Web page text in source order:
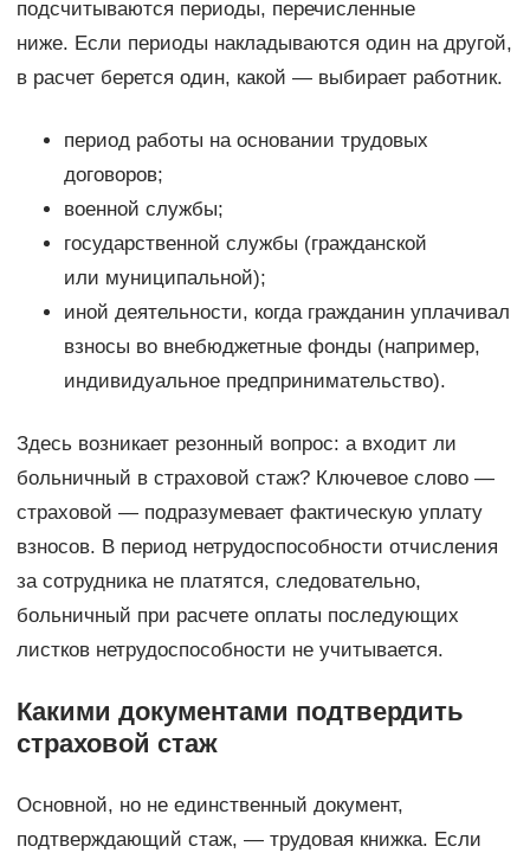
подсчитываются периоды, перечисленные
ниже. Если периоды накладываются один на другой,
в расчет берется один, какой — выбирает работник.
период работы на основании трудовых
договоров;
военной службы;
государственной службы (гражданской
или муниципальной);
иной деятельности, когда гражданин уплачивал
взносы во внебюджетные фонды (например,
индивидуальное предпринимательство).
Здесь возникает резонный вопрос: а входит ли
больничный в страховой стаж? Ключевое слово —
страховой — подразумевает фактическую уплату
взносов. В период нетрудоспособности отчисления
за сотрудника не платятся, следовательно,
больничный при расчете оплаты последующих
листков нетрудоспособности не учитывается.
Какими документами подтвердить
страховой стаж
Основной, но не единственный документ,
подтверждающий стаж, — трудовая книжка. Если